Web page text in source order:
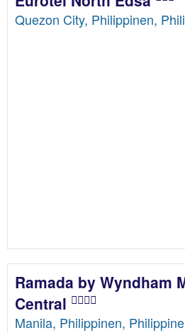
Quezon City, Philippinen,
Ramada by Wyndham
Central
Manila, Philippinen,